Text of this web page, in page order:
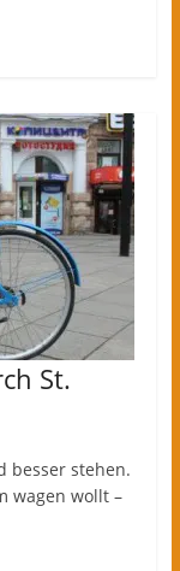
St.
besser stehen.
wagen wollt –